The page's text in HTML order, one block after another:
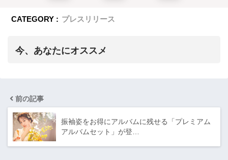
CATEGORY : プレスリリース
今、あなたにオススメ
前の記事
振袖姿をお得にアルバムに残せる「プレミアム
アルバムセット」が登…